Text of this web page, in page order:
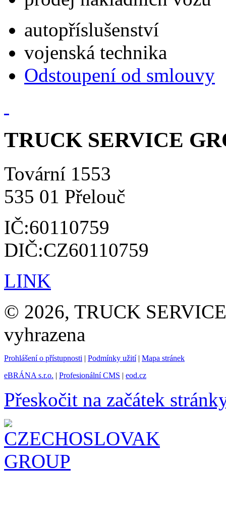
autopříslušenství
vojenská technika
Odstoupení od smlouvy
TRUCK SERVICE
Tovární 1553
535 01 Přelouč
IČ:60110759
DIČ:CZ60110759
LINK
© 2026, TRUCK
vyhrazena
Prohlášení o přístupnosti | Podmínky užití| Mapa stránek
eBRÁNA s.r.o. | Profesionální CMS | eod.cz
Přeskočit na začátek